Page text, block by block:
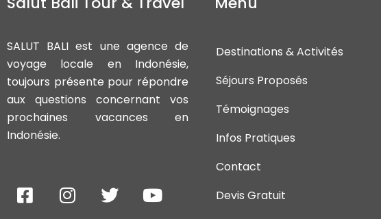
SALUT BALI est une agence de
voyage locale en Indonésie,
toujours présente pour répondre
aux questions concernant vos
prochaines vacances en
Indonésie.
F
a
I
n
T
w
Y
o
Destinations & Activités
Séjours Proposés
Témoignages
Infos Pratiques
Contact
Devis Gratuit